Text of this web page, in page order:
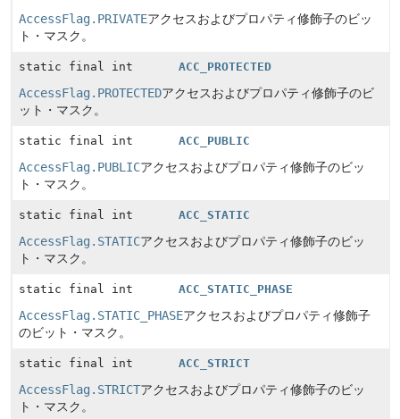
AccessFlag.PRIVATEアクセスおよびプロパティ修飾子のビッ
ト・マスク。
static final int ACC_PROTECTED
AccessFlag.PROTECTEDアクセスおよびプロパティ修飾子のビ
ット・マスク。
static final int ACC_PUBLIC
AccessFlag.PUBLICアクセスおよびプロパティ修飾子のビッ
ト・マスク。
static final int ACC_STATIC
AccessFlag.STATICアクセスおよびプロパティ修飾子のビッ
ト・マスク。
static final int ACC_STATIC_PHASE
AccessFlag.STATIC_PHASEアクセスおよびプロパティ修飾子
のビット・マスク。
static final int ACC_STRICT
AccessFlag.STRICTアクセスおよびプロパティ修飾子のビッ
ト・マスク。